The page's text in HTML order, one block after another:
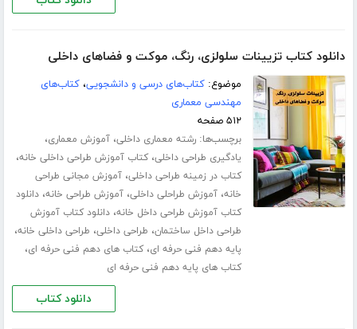
دانلود کتاب تزیینات سلولزی، رنگ، موکت و فضاهای داخلی
موضوع:کتاب‌های درسی و دانشجویی،کتاب‌های
مهندسی معماری
۵۱۲ صفحه
برچسب‌ها:رشته معماری داخلی،آموزش معماری،
یادگیری طراحی داخلی،کتاب آموزش طراحی داخلی خانه،
کتاب در زمینه طراحی داخلی،آموزش مجانی طراحی
خانه،آموزش طراحلی داخلی،آموزش طراحی خانه،دانلود
کتاب آموزش طراحی داخل خانه،دانلود کتاب آموزش
طراحی داخل ساختمان، طراحی داخلی، طراحی داخلی خانه،
پایه دهم فنی حرفه ای،کتاب های دهم فنی حرفه ای،
کتاب های پایه دهم فنی حرفه ای
دانلود کتاب